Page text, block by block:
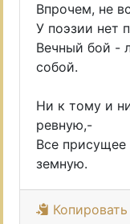
Впрочем, не
У поэзии нет
Вечный бой -
собой.
Ни к тому и
ревную,-
Все
земную.
Копировать